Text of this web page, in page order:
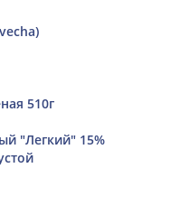
510г
"Легкий" 15%